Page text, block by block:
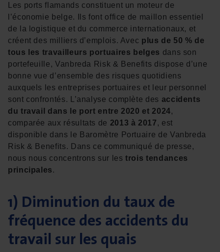
Les ports flamands constituent un moteur de
l’économie belge. Ils font office de maillon essentiel
de la logistique et du commerce internationaux, et
créent des milliers d’emplois. Avec plus de 50 % de
tous les travailleurs portuaires belges dans son
portefeuille, Vanbreda Risk & Benefits dispose d’une
bonne vue d’ensemble des risques quotidiens
auxquels les entreprises portuaires et leur personnel
sont confrontés. L’analyse complète des accidents
du travail dans le port entre 2020 et 2024,
comparée aux résultats de 2013 à 2017, est
disponible dans le Baromètre Portuaire de Vanbreda
Risk & Benefits. Dans ce communiqué de presse,
nous nous concentrons sur lestrois tendances
principales.
1) Diminution du taux de
fréquence des accidents du
travail sur les quais